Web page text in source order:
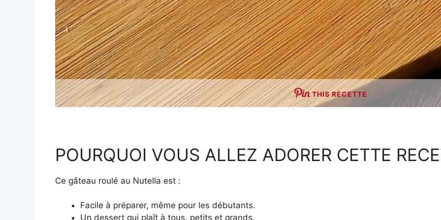
THIS RECETTE
POURQUOI VOUS ALLEZ ADORER CETTE
Ce gâteau roulé au Nutella est :
Facile à préparer, même pour les débutants.
Un dessert qui plaît à tous, petits et grands.